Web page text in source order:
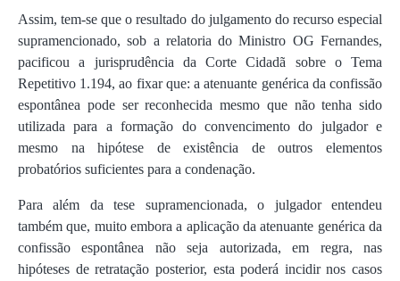
Assim, tem-se que o resultado do julgamento do recurso especial
supramencionado, sob a relatoria do Ministro OG Fernandes,
pacificou a jurisprudência da Corte Cidadã sobre o Tema
Repetitivo 1.194, ao fixar que: a atenuante genérica da confissão
espontânea pode ser reconhecida mesmo que não tenha sido
utilizada para a formação do convencimento do julgador e
mesmo na hipótese de existência de outros elementos
probatórios suficientes para a condenação.
Para além da tese supramencionada, o julgador entendeu
também que, muito embora a aplicação da atenuante genérica da
confissão espontânea não seja autorizada, em regra, nas
hipóteses de retratação posterior, esta poderá incidir nos casos